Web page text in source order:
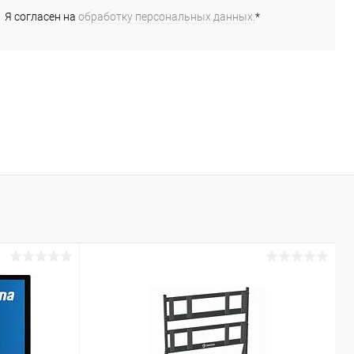
Я согласен на обработку персональных данных. *